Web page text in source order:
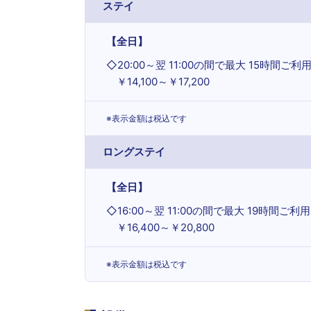
ステイ
【全日】
◇20:00～翌 11:00の間で最大 15時間ご利用
￥14,100～￥17,200
※表示金額は税込です
ロングステイ
【全日】
◇16:00～翌 11:00の間で最大 19時間ご利用
￥16,400～￥20,800
※表示金額は税込です